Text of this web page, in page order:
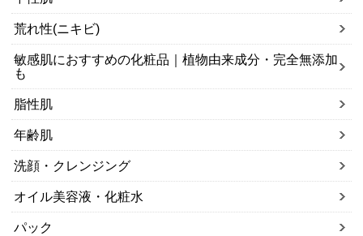
荒れ性(ニキビ)
敏感肌におすすめの化粧品｜植物由来成分・完全無添加
も
脂性肌
年齢肌
洗顔・クレンジング
オイル美容液・化粧水
パック